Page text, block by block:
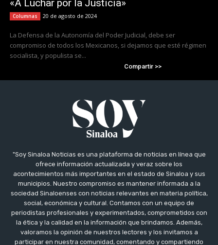
«A Luchar por la Justicia»
Columnas 20 de agosto de 2024
La Defensa de la Autonomía del Poder Judicial, debe ser
compromiso de todos los Mexicanos, si dejamos que esté régimen
socialista, y populista se...
Compartir >>
"Soy Sinaloa Noticias es una plataforma de noticias en línea que
ofrece información actualizada y veraz sobre los
acontecimientos más importantes en el estado de Sinaloa y sus
municipios. Nuestro compromiso es mantener informada a la
sociedad Sinaloenses con noticias relevantes en materia política,
social, económica y cultural. Contamos con un equipo de
periodistas profesionales y experimentados, comprometidos con
la ética y la calidad en la información que brindamos. Además,
valoramos la opinión de nuestros lectores y los invitamos a
participar en nuestra comunidad, comentando y compartiendo